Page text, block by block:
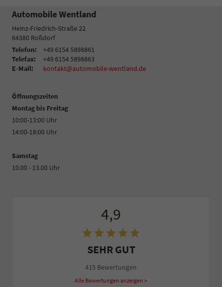
Automobile Wentland
Heinz-Friedrich-Straße 22
64380 Roßdorf
Telefon:
+49 6154 5898861
Telefax:
+49 6154 5898863
E-Mail:
kontakt@automobile-wentland.de
Öffnungszeiten
Montag bis Freitag
10:00-13:00 Uhr
14:00-18:00 Uhr
Samstag
10.00 - 13.00 Uhr
4,9
SEHR GUT
415 Bewertungen
Alle Bewertungen anzeigen >